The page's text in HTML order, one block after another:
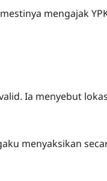
mengajak
Ia menyebut
menyaksikan